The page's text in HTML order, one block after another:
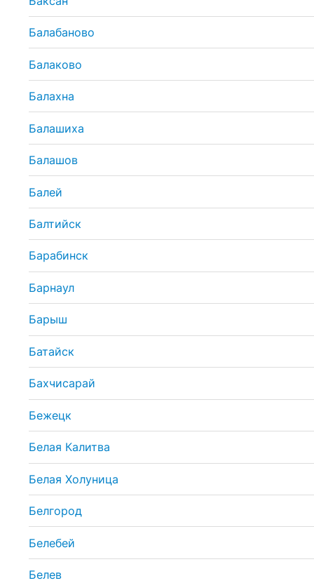
Балабаново
Балаково
Балахна
Балашиха
Балашов
Балей
Балтийск
Барабинск
Барнаул
Барыш
Батайск
Бахчисарай
Бежецк
Белая Калитва
Белая Холуница
Белгород
Белебей
Белев